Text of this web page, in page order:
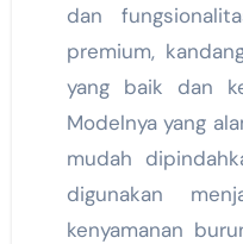
dan
premium,
yang baik dan
Modelnya yang
mudah
digunakan
kenyamanan